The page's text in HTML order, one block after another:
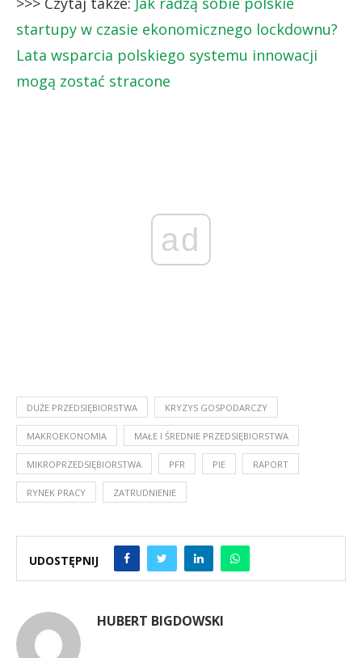
startupy w czasie ekonomicznego lockdownu?
Lata wsparcia polskiego systemu innowacji
mogą zostać stracone
ad
DUŻE PRZEDSIĘBIORSTWA KRYZYS GOSPODARCZY
MAKROEKONOMIA MAŁE I ŚREDNIE PRZEDSIĘBIORSTWA
MIKROPRZEDSIĘBIORSTWA PFR PIE RAPORT
RYNEK PRACY ZATRUDNIENIE
UDOSTĘPNIJ
HUBERT BIGDOWSKI